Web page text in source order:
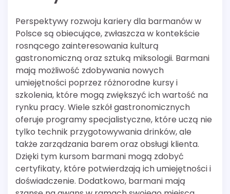
Perspektywy rozwoju kariery dla barmanów w
Polsce są obiecujące, zwłaszcza w kontekście
rosnącego zainteresowania kulturą
gastronomiczną oraz sztuką miksologii. Barmani
mają możliwość zdobywania nowych
umiejętności poprzez różnorodne kursy i
szkolenia, które mogą zwiększyć ich wartość na
rynku pracy. Wiele szkół gastronomicznych
oferuje programy specjalistyczne, które uczą nie
tylko technik przygotowywania drinków, ale
także zarządzania barem oraz obsługi klienta.
Dzięki tym kursom barmani mogą zdobyć
certyfikaty, które potwierdzają ich umiejętności i
doświadczenie. Dodatkowo, barmani mają